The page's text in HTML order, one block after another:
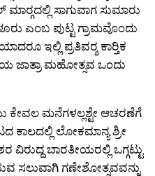
ಸಾಗುವಾಗ ಸುಮಾರು
ಎಂಬ ಪುಟ್ಟ ಗ್ರಾಮವೊಂದು
ಇಲ್ಲಿ ಪ್ರತಿವರ‍್ಶ ಕಾರ‍್ತಿಕ
ಜಾತ್ರಾ ಮಹೋತ್ಸವ ಒಂದು
ಕೇವಲ ಮನೆಗಳಲ್ಲಶ್ಟೇ ಆಚರಣೆಗೆ
ಕಾಲದಲ್ಲಿ ಲೋಕಮಾನ್ಯ ಶ್ರೀ
ಬಾರತೀಯರಲ್ಲಿ ಒಗ್ಗಟ್ಟು
ಸಲುವಾಗಿ ಗಣೇಶೋತ್ಸವವನ್ನು